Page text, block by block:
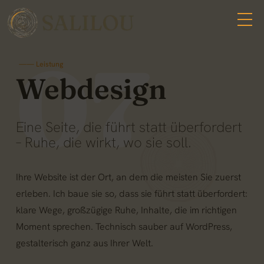
07
—— Leistung
Webdesign
Eine Seite, die führt statt überfordert
– Ruhe, die wirkt, wo sie soll.
Ihre Website ist der Ort, an dem die meisten Sie zuerst
erleben. Ich baue sie so, dass sie führt statt überfordert:
klare Wege, großzügige Ruhe, Inhalte, die im richtigen
Moment sprechen. Technisch sauber auf WordPress,
gestalterisch ganz aus Ihrer Welt.